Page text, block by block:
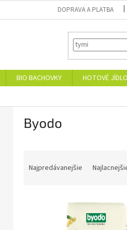
DOPRAVA A PLATBA
BIO BACHOVKY HOTOVÉ JÍDLO
Byodo
Najpredávanejšie